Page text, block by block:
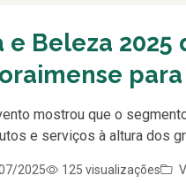
e Beleza
mostrou que o
e serviços à altura dos
2025 125 visualizações